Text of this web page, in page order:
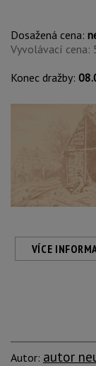
Dosažená cena:
Vyvolávací cena:
Konec dražby:
VÍCE
Autor: autor